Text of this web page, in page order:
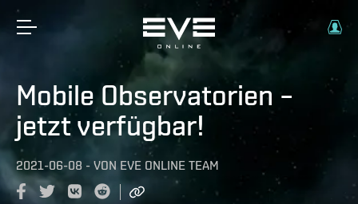
Mobile Observatorien –
jetzt verfügbar!
2021-06-08 - VON EVE ONLINE TEAM